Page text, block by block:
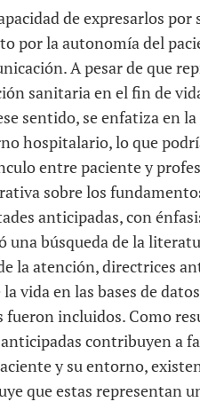
de expresarlos por
por la autonomía del
A pesar de que
sanitaria en el fin de
sentido, se enfatiza en
hospitalario, lo que
entre paciente y
sobre los
anticipadas, con
una búsqueda de la
la atención, directrices
vida en las bases de
incluidos. Como
contribuyen a
y su entorno,
que estas representan